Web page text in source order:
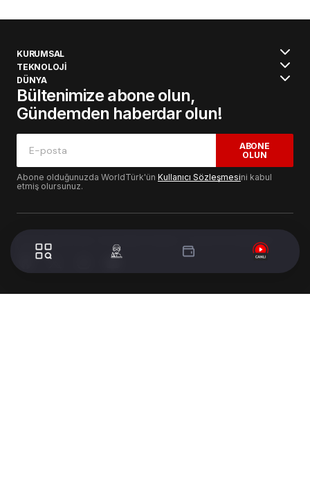
KURUMSAL
TEKNOLOJİ
DÜNYA
Bültenimize abone olun,
Gündemden haberdar olun!
ABONE
OLUN
Abone olduğunuzda WorldTürk'ün Kullanıcı Sözleşmesini kabul
etmiş olursunuz.
© 2024 WorldTurk. Tüm Hakları Saklıdır. - Tasarım & Geliştirme :
Volion's